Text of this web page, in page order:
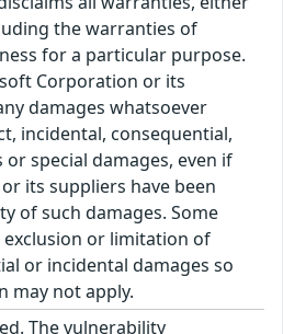
the warranties of
for a particular purpose.
Corporation or its
damages whatsoever
incidental, consequential,
special damages, even if
its suppliers have been
of such damages. Some
or limitation of
or incidental damages so
may not apply.
The vulnerability